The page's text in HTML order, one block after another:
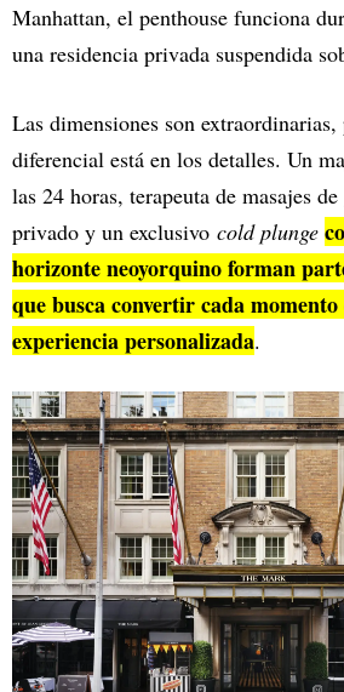
Manhattan, el penthouse funciona
una residencia privada suspendida
Las dimensiones son
diferencial está en los detalles. Un
las 24 horas, terapeuta de masajes
privado y un exclusivo cold plunge
horizonte neoyorquino forman
que busca convertir cada
experiencia personalizada.